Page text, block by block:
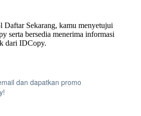
Daftar Sekarang, kamu menyetujui
serta bersedia menerima informasi
dari IDCopy.